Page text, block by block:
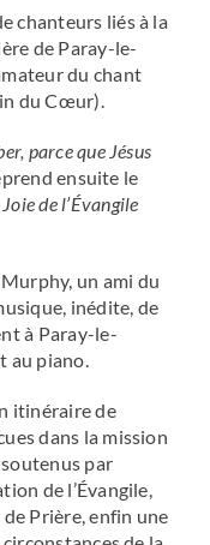
chanteurs liés à la
de Paray-le-
du chant
du Cœur).
parce que Jésus
ensuite le
de l’Évangile
un ami du
inédite, de
à Paray-le-
au piano.
itinéraire de
dans la mission
par
de l’Évangile,
Prière, enfin une